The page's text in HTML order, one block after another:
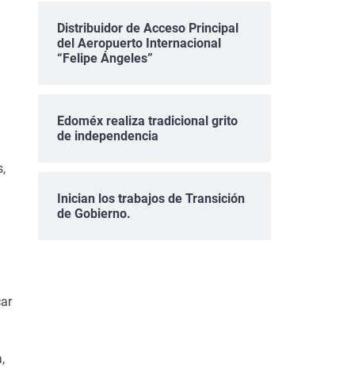
Distribuidor de Acceso Principal
del Aeropuerto Internacional
“Felipe Ángeles”
Edoméx realiza tradicional grito
de independencia
Inician los trabajos de Transición
de Gobierno.